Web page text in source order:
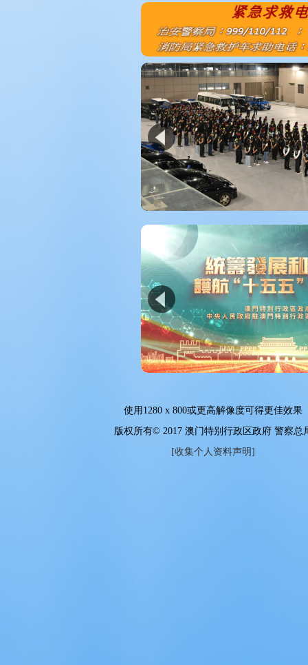
使用 1280 x 800或更高解像度可得更佳效果
版权所有© 2017 澳门特别行政区政府 警察总
[收集个人资料声明]